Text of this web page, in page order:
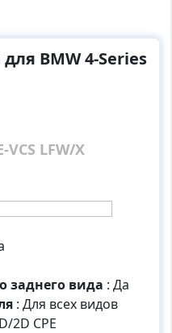
BMW 4-Series
VCS LFW/X
заднего вида : Да
: Для всех видов
2D CPE